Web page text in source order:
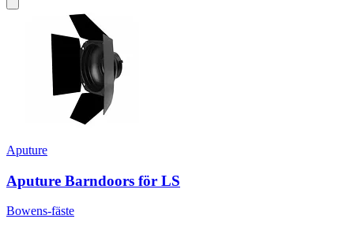
Aputure
Aputure Barndoors för LS
Bowens-fäste